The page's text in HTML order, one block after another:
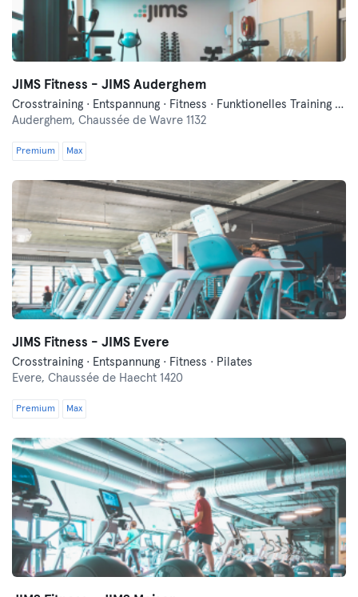
JIMS Fitness - JIMS Auderghem
Crosstraining · Entspannung · Fitness · Funktionelles Training · Pilates · Tanzen
Auderghem, Chaussée de Wavre 1132
Premium Max
JIMS Fitness - JIMS Evere
Crosstraining · Entspannung · Fitness · Pilates
Evere, Chaussée de Haecht 1420
Premium Max